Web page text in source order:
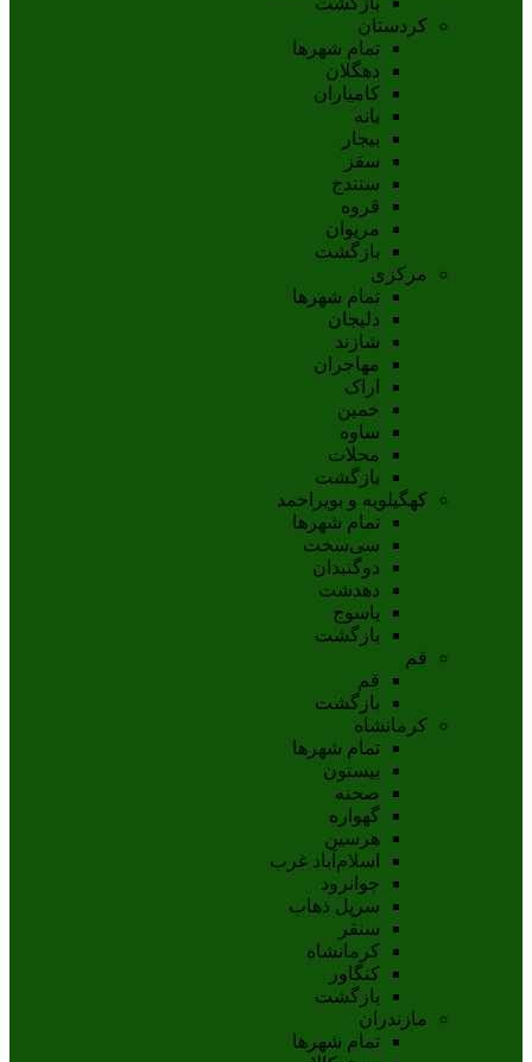
کردستان
تمام شهر‌ها
دهگلان
کامیاران
بانه
بيجار
سقز
سنندج
قروه
مريوان
بازگشت
مرکزی
تمام شهر‌ها
دلیجان
شازند
مهاجران
اراک
خمين
ساوه
محلات
بازگشت
کهگیلویه و بویراحمد
تمام شهر‌ها
سی‌سخت
دوگنبدان
دهدشت
ياسوج
بازگشت
قم
قم
بازگشت
کرمانشاه
تمام شهر‌ها
بیستون
صحنه
گهواره
هرسین
اسلام‌‌آباد غرب
جوانرود
سرپل ذهاب
سنقر
کرمانشاه
کنگاور
بازگشت
مازندران
تمام شهر‌ها